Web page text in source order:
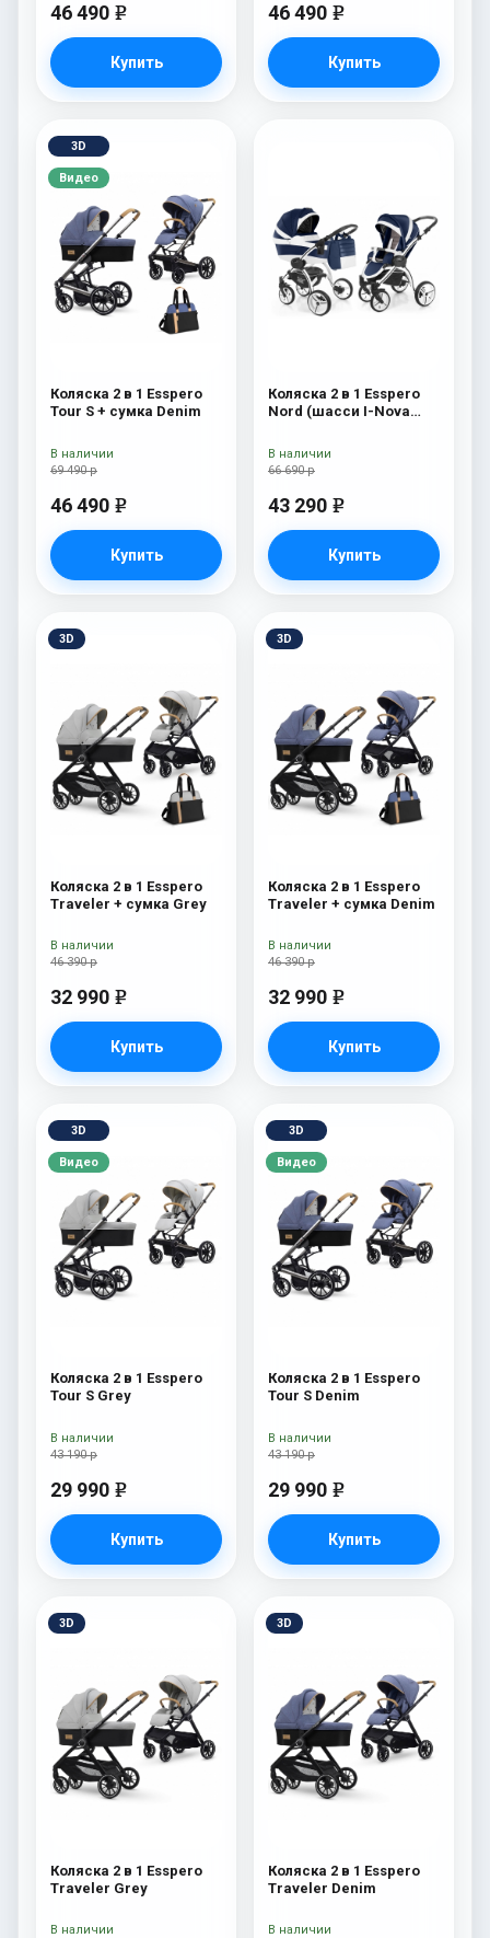
46 490 e
Купить
46 490 e
Купить
3D
Видео
Коляска 2 в 1 Esspero
Tour S + сумка Denim
69 490 р
46 490 e
Купить
В наличии
Коляска 2 в 1 Esspero
Nord (шасси I-Nova
66 690 р
43 290 e
Купить
В наличии
3D
Коляска 2 в 1 Esspero
Traveler + сумка Grey
46 390 р
32 990 e
Купить
В наличии
3D
Коляска 2 в 1 Esspero
Traveler + сумка Denim
46 390 р
32 990 e
Купить
В наличии
3D
Видео
Коляска 2 в 1 Esspero
Tour S Grey
43 190 р
29 990 e
Купить
В наличии
3D
Видео
Коляска 2 в 1 Esspero
Tour S Denim
43 190 р
29 990 e
Купить
В наличии
3D
Коляска 2 в 1 Esspero
Traveler Grey
В наличии
3D
Коляска 2 в 1 Esspero
Traveler Denim
В наличии